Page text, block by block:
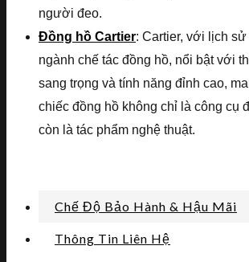
người đeo.
Đồng hồ Cartier: Cartier, với lịch
ngành chế tác đồng hồ, nổi bật với
sang trọng và tính năng đỉnh cao,
chiếc đồng hồ không chỉ là công cụ
còn là tác phẩm nghệ thuật.
Chế Độ Bảo Hành & Hậu Mãi
Thông Tin Liên Hệ